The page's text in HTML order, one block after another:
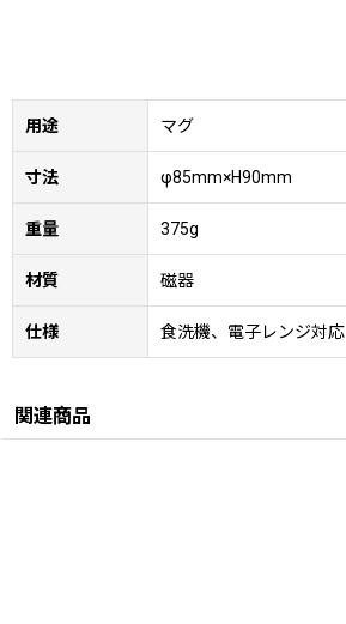
用途 マグ
寸法 φ85mm×H90mm
重量 375g
材質 磁器
仕様 食洗機、電子レンジ対応
関連商品